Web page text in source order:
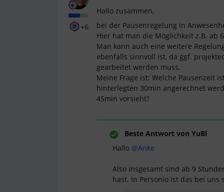
+6
Hallo zusammen,
bei der Pausenregelung in
Hier hat man die Möglichkeit z.B. ab
Man kann auch eine weitere
ebenfalls sinnvoll ist, da ggf.
gearbeitet werden muss.
Meine Frage ist: Welche Pausenzeit
hinterlegten 30min angerechnet
45min vorsieht?
Beste Antwort von YuBl
Hallo @Anke
Also insgesamt sind ab 9
hast. In Personio ist das bei uns